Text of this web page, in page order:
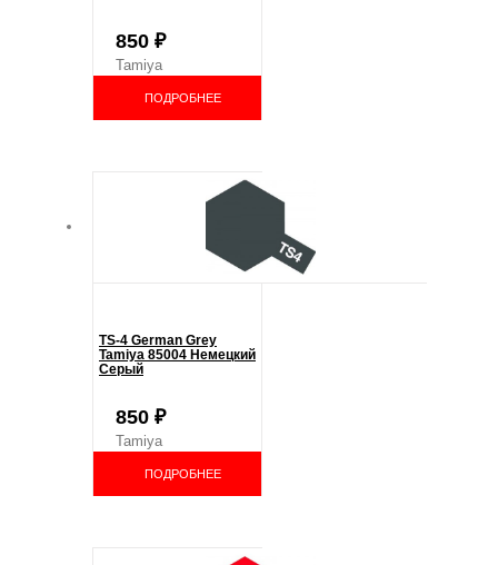
850 ₽
Tamiya
ПОДРОБНЕЕ
TS-4 German Grey
Tamiya 85004 Немецкий
Серый
850 ₽
Tamiya
ПОДРОБНЕЕ